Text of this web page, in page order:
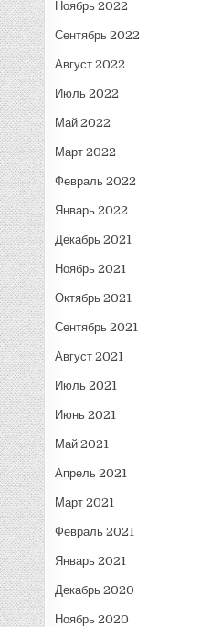
Ноябрь 2022
Сентябрь 2022
Август 2022
Июль 2022
Май 2022
Март 2022
Февраль 2022
Январь 2022
Декабрь 2021
Ноябрь 2021
Октябрь 2021
Сентябрь 2021
Август 2021
Июль 2021
Июнь 2021
Май 2021
Апрель 2021
Март 2021
Февраль 2021
Январь 2021
Декабрь 2020
Ноябрь 2020